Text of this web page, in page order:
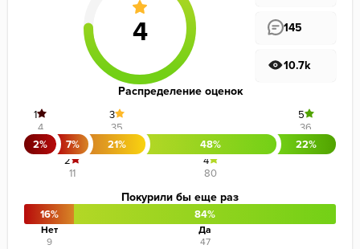
145
10.7k
Распределение оценок
2%
1
4
7%
2
11
21%
3
35
48%
4
80
22%
5
36
Покурили бы еще раз
16%
Нет
9
84%
Да
47